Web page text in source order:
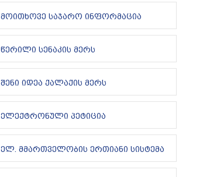
მოითხოვე საჯარო ინფორმაცია
წერილი სენაკის მერს
შენი იდეა ქალაქის მერს
ელექტრონული პეტიცია
ელ. მმართველობის ერთიანი სისტემა